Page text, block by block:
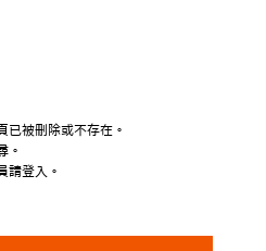
已被刪除或不存在。
。
請登入。